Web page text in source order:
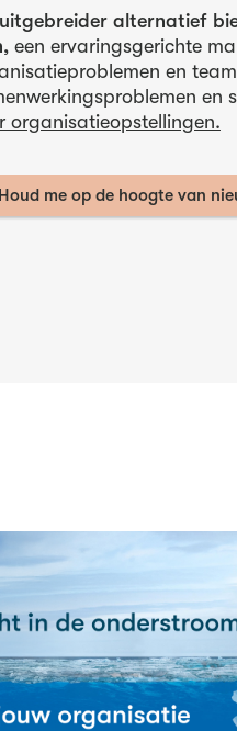
alternatief
een ervaringsgerichte
en
en
organisatieopstellingen.
Houd me op de hoogte van